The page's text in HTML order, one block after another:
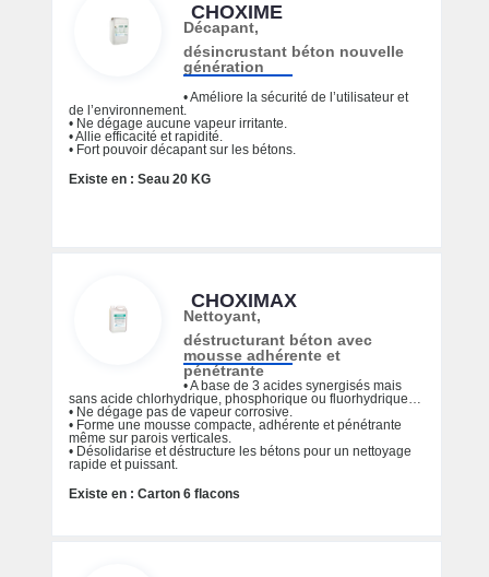
CHOXIME
Décapant,
désincrustant béton nouvelle
génération
• Améliore la sécurité de l’utilisateur et
de l’environnement.
• Ne dégage aucune vapeur irritante.
• Allie efficacité et rapidité.
• Fort pouvoir décapant sur les bétons.
Existe en : Seau 20 KG
CHOXIMAX
Nettoyant,
déstructurant béton avec
mousse adhérente et
pénétrante
• A base de 3 acides synergisés mais
sans acide chlorhydrique, phosphorique ou fluorhydrique…
• Ne dégage pas de vapeur corrosive.
• Forme une mousse compacte, adhérente et pénétrante
même sur parois verticales.
• Désolidarise et déstructure les bétons pour un nettoyage
rapide et puissant.
Existe en : Carton 6 flacons